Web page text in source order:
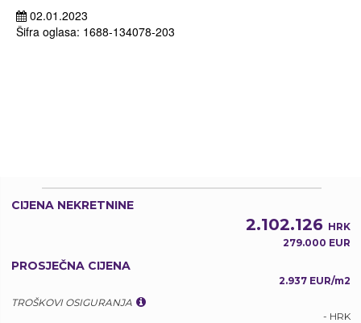
02.01.2023
Šifra oglasa: 1688-134078-203
CIJENA NEKRETNINE
2.102.126 HRK
279.000 EUR
PROSJEČNA CIJENA
2.937 EUR/m2
TROŠKOVI OSIGURANJA
- HRK